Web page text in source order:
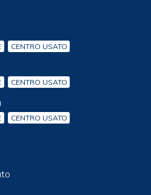
CENTRO USATO
CENTRO USATO
CENTRO USATO